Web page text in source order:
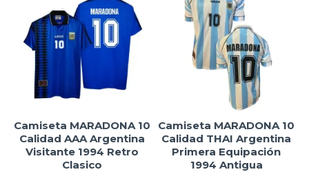
Camiseta MARADONA 10
Calidad AAA Argentina
Visitante 1994 Retro
Clasico
Camiseta MARADONA 10
Calidad THAI Argentina
Primera Equipación
1994 Antigua